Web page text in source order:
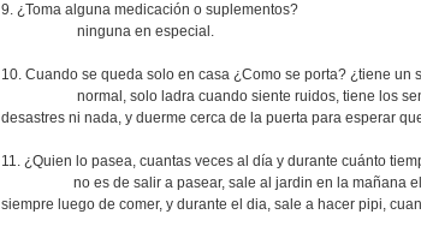
9. ¿Toma alguna medicación o suplementos?
ninguna en especial.
10. Cuando se queda solo en casa ¿Como se porta? ¿tiene
normal, solo ladra cuando siente ruidos, tiene los
desastres ni nada, y duerme cerca de la puerta para esperar
11. ¿Quien lo pasea, cuantas veces al día y durante cuánto
no es de salir a pasear, sale al jardin en la mañana el
siempre luego de comer, y durante el dia, sale a hacer pipi,